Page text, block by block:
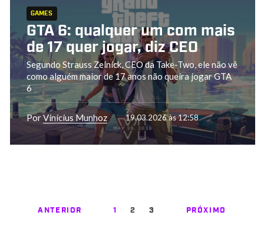
GAMES
GTA 6: qualquer um com mais
de 17 quer jogar, diz CEO
Segundo Strauss Zelnick, CEO da Take-Two, ele não vê
como alguém maior de 17 anos não queira jogar GTA
6
PorVinícius Munhoz 19.03.2026 às 12:58
ANTERIOR 1 2 3 PRÓXIMO